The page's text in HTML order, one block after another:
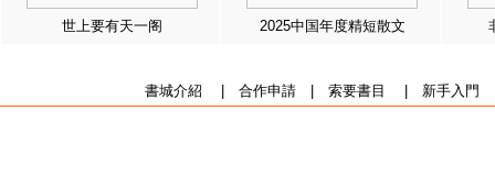
世上要有天一阁 2025中国年度精短散文
書城介紹 合作申請| 索要書目 新手入門